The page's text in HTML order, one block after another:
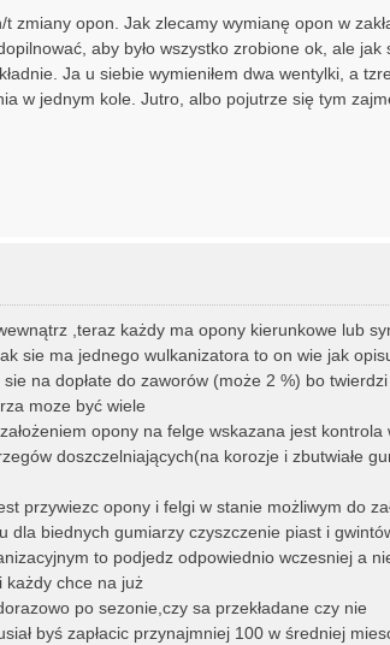
zmiany opon. Jak zlecamy wymianę opon w
aby było wszystko zrobione ok, ale jak
Ja u siebie wymieniłem dwa wentylki, a
w jednym kole. Jutro, albo pojutrze się tym
,teraz każdy ma opony kierunkowe lub
sie ma jednego wulkanizatora to on wie jak
na dopłate do zaworów (może 2 %) bo
moze być wiele
opony na felge wskazana jest kontrola
doszczelniających(na korozje i zbutwiałe
przywiezc opony i felgi w stanie możliwym do
dla biednych gumiarzy czyszczenie piast i
to podjedz odpowiednio wczesniej a
każdy chce na już
po sezonie,czy sa przekładane czy nie
byś zapłacic przynajmniej 100 w średniej